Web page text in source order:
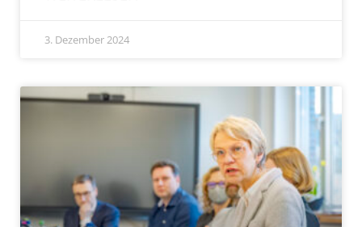
3. Dezember 2024